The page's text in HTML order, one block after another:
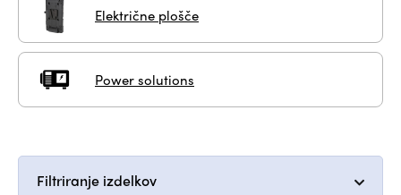
Električne plošče
Power solutions
Filtriranje izdelkov